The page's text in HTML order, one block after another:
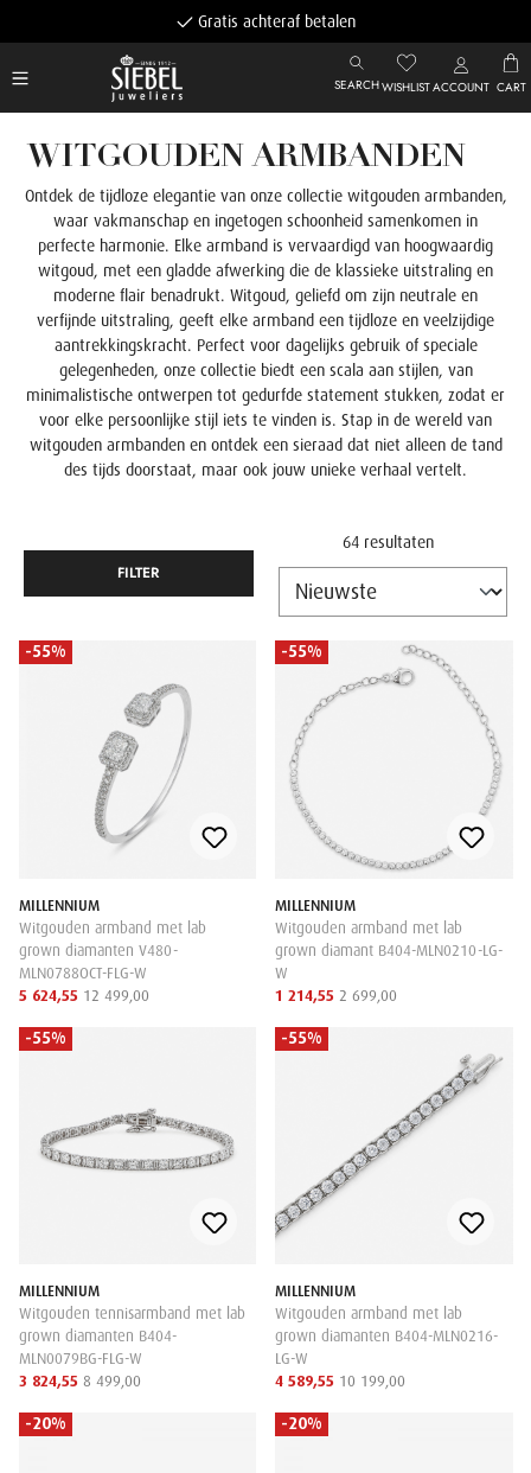
Gratis achteraf betalen
SEARCHWISHLISTACCOUNT CART
WITGOUDEN ARMBANDEN
Ontdek de tijdloze elegantie van onze collectie witgouden armbanden,
waar vakmanschap en ingetogen schoonheid samenkomen in
perfecte harmonie. Elke armband is vervaardigd van hoogwaardig
witgoud, met een gladde afwerking die de klassieke uitstraling en
moderne flair benadrukt. Witgoud, geliefd om zijn neutrale en
verfijnde uitstraling, geeft elke armband een tijdloze en veelzijdige
aantrekkingskracht. Perfect voor dagelijks gebruik of speciale
gelegenheden, onze collectie biedt een scala aan stijlen, van
minimalistische ontwerpen tot gedurfde statement stukken, zodat er
voor elke persoonlijke stijl iets te vinden is. Stap in de wereld van
witgouden armbanden en ontdek een sieraad dat niet alleen de tand
des tijds doorstaat, maar ook jouw unieke verhaal vertelt.
FILTER
64 resultaten
-55%
MILLENNIUM
Witgouden armband met lab
grown diamanten V480-
MLN0788OCT-FLG-W
5 624,55 12 499,00
-55%
MILLENNIUM
Witgouden armband met lab
grown diamant B404-MLN0210-LG-
W
1 214,55 2 699,00
-55%
MILLENNIUM
Witgouden tennisarmband met lab
grown diamanten B404-
MLN0079BG-FLG-W
3 824,55 8 499,00
-55%
MILLENNIUM
Witgouden armband met lab
grown diamanten B404-MLN0216-
LG-W
4 589,55 10 199,00
-20% -20%